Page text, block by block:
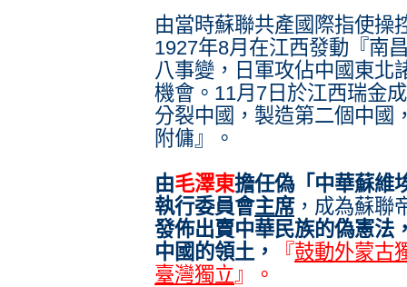
由當時蘇聯共產國際指使操
1927年8月在江西發動『南
八事變，日軍攻佔中國東北
機會。11月7日於江西瑞金
分裂中國，製造第二個中國
附傭』。
由毛澤東擔任偽「中華蘇維
執行委員會主席，成為蘇聯
發佈出賣中華民族的偽憲法
中國的領土，
『鼓動外蒙古
臺灣獨立 』。